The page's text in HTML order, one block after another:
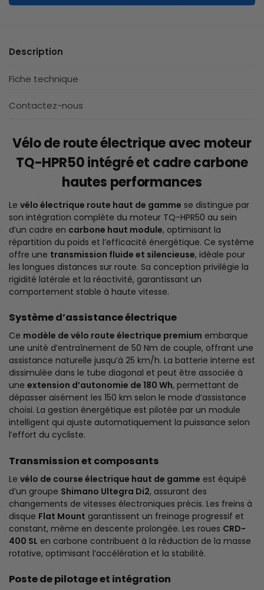
Description
Fiche technique
Contactez-nous
Vélo de route électrique avec moteur
TQ-HPR50 intégré et cadre carbone
hautes performances
Le vélo électrique route haut de gamme se distingue par
son intégration complète du moteur TQ-HPR50 au sein
d’un cadre en carbone haut module, optimisant la
répartition du poids et l’efficacité énergétique. Ce système
offre une transmission fluide et silencieuse, idéale pour
les longues distances sur route. Sa conception privilégie la
rigidité latérale et la réactivité, garantissant un
comportement stable à haute vitesse.
Système d’assistance électrique
Ce modèle de vélo route électrique premium embarque
une unité d’entraînement de 50 Nm de couple, offrant une
assistance naturelle jusqu’à 25 km/h. La batterie interne est
dissimulée dans le tube diagonal et peut être associée à
une extension d’autonomie de 180 Wh, permettant de
dépasser aisément les 150 km selon le mode d’assistance
choisi. La gestion énergétique est pilotée par un module
intelligent qui ajuste automatiquement la puissance selon
l’effort du cycliste.
Transmission et composants
Le vélo de course électrique haut de gamme est équipé
d’un groupe Shimano Ultegra Di2, assurant des
changements de vitesses électroniques précis. Les freins à
disque Flat Mount garantissent un freinage progressif et
constant, même en descente prolongée. Les roues CRD-
400 SL en carbone contribuent à la réduction de la masse
rotative, optimisant l’accélération et la stabilité.
Poste de pilotage et intégration